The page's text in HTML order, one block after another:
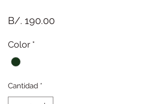
B/. 190.00Precio
Color *
Cantidad *